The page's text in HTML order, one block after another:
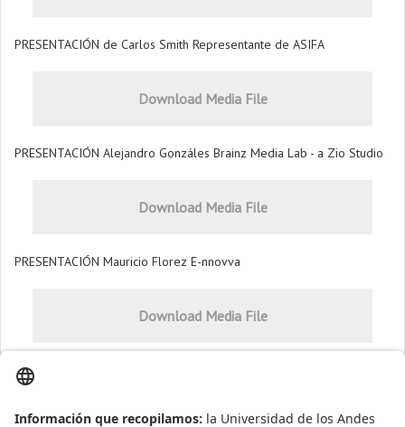
PRESENTACIÓN de Carlos Smith Representante de ASIFA
Download Media File
PRESENTACIÓN Alejandro Gonzáles Brainz Media Lab - a Zio Studio
Download Media File
PRESENTACIÓN Mauricio Florez E-nnovva
Download Media File